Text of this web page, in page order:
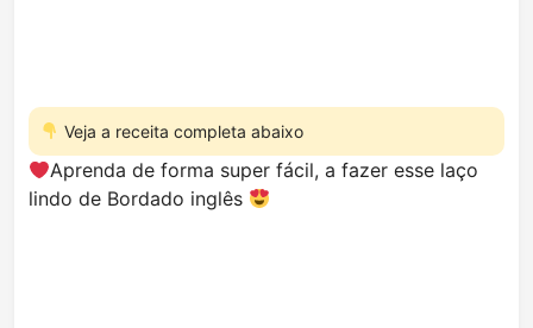
Veja a receita completa abaixo
Aprenda de forma super fácil, a fazer esse laço
lindo de Bordado inglês